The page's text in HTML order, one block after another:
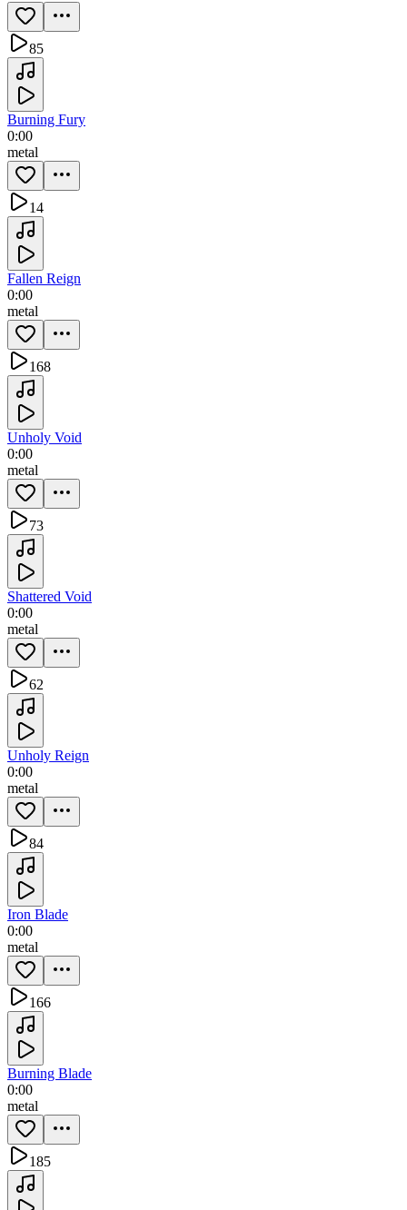
85
Burning Fury
0:00
metal
14
Fallen Reign
0:00
metal
168
Unholy Void
0:00
metal
73
Shattered Void
0:00
metal
62
Unholy Reign
0:00
metal
84
Iron Blade
0:00
metal
166
Burning Blade
0:00
metal
185